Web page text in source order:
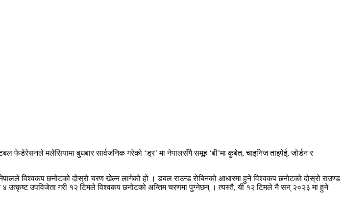
मलेसियामा बुधबार सार्वजनिक गरेको ‘ड्र’ मा नेपालसँगै समूह ‘बी’मा कुबेत, चाइनिज ताइपेई, जोर्डन र
विश्वकप छनोटको दोस्रो चरण खेल्न लागेको हो । डबल राउन्ड रोबिनको आधारमा हुने विश्वकप छनोटको दोस्रो राउण्ड
उपविजेता गरी १२ टिमले विश्वकप छनोटको अन्तिम चरणमा पुग्नेछन् । त्यस्तै, यी १२ टिमले नै सन् २०२३ मा हुने